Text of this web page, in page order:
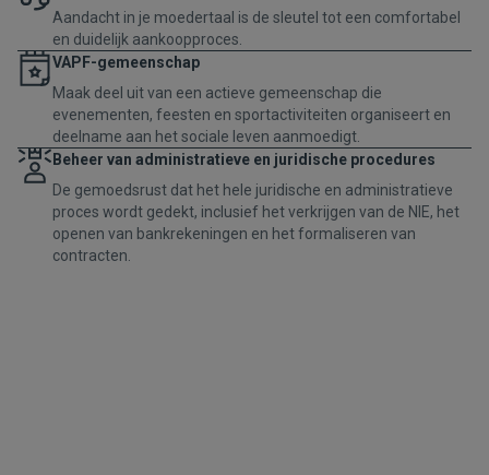
Aandacht in je moedertaal is de sleutel tot een comfortabel
en duidelijk aankoopproces.
VAPF-gemeenschap
Maak deel uit van een actieve gemeenschap die
evenementen, feesten en sportactiviteiten organiseert en
deelname aan het sociale leven aanmoedigt.
Beheer van administratieve en juridische procedures
De gemoedsrust dat het hele juridische en administratieve
proces wordt gedekt, inclusief het verkrijgen van de NIE, het
openen van bankrekeningen en het formaliseren van
contracten.